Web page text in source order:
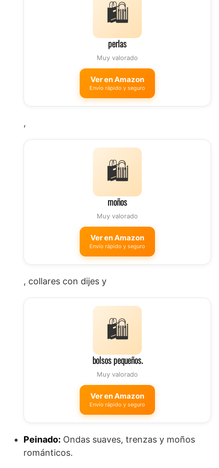
🛍️
perlas
Muy valorado
Ver en Amazon
Envío rápido y seguro
,
🛍️
moños
Muy valorado
Ver en Amazon
Envío rápido y seguro
, collares con dijes y
🛍️
bolsos pequeños.
Muy valorado
Ver en Amazon
Envío rápido y seguro
Peinado: Ondas suaves, trenzas y moños
románticos.